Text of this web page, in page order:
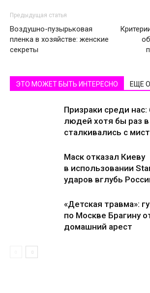
Предыдущая статья
Воздушно-пузырьковая
пленка в хозяйстве: женские
секреты
ЭТО МОЖЕТ БЫТЬ ИНТЕРЕСНО ЕЩЕ
Призраки среди
людей хотя бы раз
сталкивались с
Маск отказал Киеву
в использовании
ударов вглубь
«Детская травма»:
по Москве Брагину
домашний арест